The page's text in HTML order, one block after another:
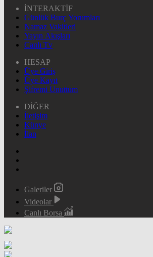
İNTERAKTİF
Günlük Burç Yorumları
Namaz Vakitleri
Yayın Akışları
Canlı Tv
HESAP
Üye Giriş
Üye Kayıt
Şifremi Unuttum
DİĞER
İletişim
Künye
İlan
Galeriler
Videolar
Canlı Borsa